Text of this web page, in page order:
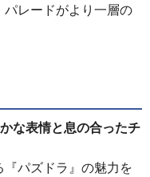
レードがより一層の
な表情と息の合ったチ
パズドラ』の魅力を